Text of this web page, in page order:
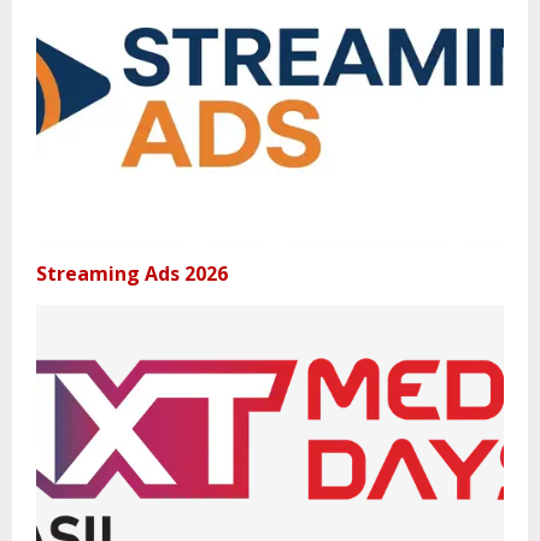
Streaming Ads 2026